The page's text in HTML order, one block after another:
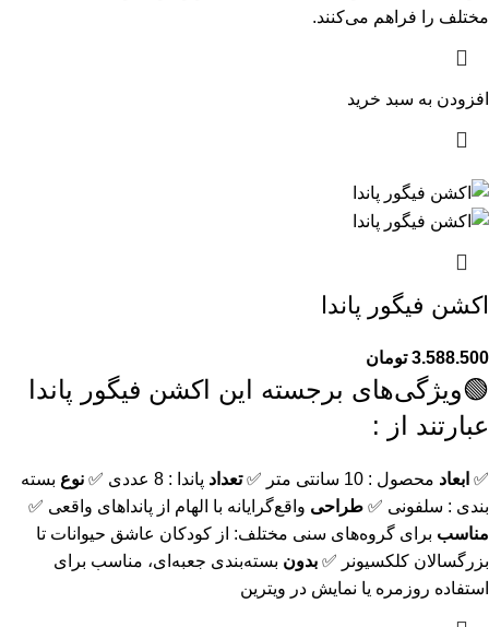
مختلف را فراهم می‌کنند.
افزودن به سبد خرید
اکشن فیگور پاندا
3.588.500 تومان
🟢ویژگی‌های برجسته این اکشن فیگور پاندا
عبارتند از :
✅ ابعاد محصول : 10 سانتی متر ✅ تعداد پاندا : 8 عددی ✅ نوع بسته
بندی : سلفونی ✅ طراحی واقع‌گرایانه با الهام از پانداهای واقعی ✅
مناسب برای گروه‌های سنی مختلف: از کودکان عاشق حیوانات تا
بزرگسالان کلکسیونر ✅ بدون بسته‌بندی جعبه‌ای، مناسب برای
استفاده روزمره یا نمایش در ویترین